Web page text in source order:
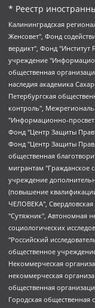
* Реестр
Калининградская региональная общественная организация "Экозащита!-Женсовет", Фонд содействия защите прав и свобод граждан "Общественный вердикт", Фонд "Институт Развития Свободы Информации", Частное учреждение "Информационное агентство МЕМО. РУ", Региональная общественная организация "Общественная комиссия по сохранению наследия академика Сахарова", Фонд поддержки свободы прессы, Санкт-Петербургская общественная правозащитная организация "Гражданский контроль", Межрегиональная общественная организация "Информационно-просветительский центр "Мемориал", Региональный Фонд "Центр Защиты Прав Средств Массовой Информации", с 05.12.2023 Фонд "Центр Защиты Прав Средств массовой информации", Региональная общественная благотворительная организация помощи беженцам и мигрантам "Гражданское содействие", Негосударственное образовательное учреждение дополнительного профессионального образования (повышение квалификации) специалистов "АКАДЕМИЯ ПО ПРАВАМ ЧЕЛОВЕКА", Свердловская региональная общественная организация "Сутяжник", Автономная некоммерческая организация "Центр независимых социологических исследований", Союз общественных объединений "Российский исследовательский центр по правам человека", Региональное общественное учреждение научно-информационный центр "МЕМОРИАЛ", Некоммерческая организация "Фонд защиты гласности", Автономная некоммерческая организация "Институт прав человека", Городская общественная организация "Екатеринбургское общество "МЕМОРИАЛ", Городская общественная организация "Рязанское историко-просветительское и правозащитное общество "Мемориал" (Рязанский Мемориал), Челябинский региональный орган общественной самодеятельности – женское общественное объединение "Женщины Евразии", Челябинский региональный орган общественной самодеятельности "Уральская правозащитная группа", Фонд содействия защите здоровья и социальной справедливости имени Андрея Рылькова, Автономная Некоммерческая Организация "Аналитический Центр Юрия Левады", Автономная некоммерческая организация социальной поддержки населения "Проект Апрель", Региональная общественная организация помощи женщинам и детям, находящимся в кризисной ситуации "Информационно-методический центр "Анна", Фонд содействия развитию массовых коммуникаций и правовому просвещению "Так-так-Так", Фонд содействия устойчивому развитию "Серебряная тайга", Свердловский региональный общественный фонд социальных проектов "Новое время", "Idel.Реалии", Кавказ.Реалии, Крым.Реалии, Телеканал Настоящее Время, Татаро-башкирская служба Радио Свобода (Azatliq Radiosi), Радио Свободная Европа/Радио Свобода (PCE/PC), "Сибирь.Реалии", "Фактограф", Благотворительный фонд помощи осужденным и их семьям, Автономная некоммерческая организация "Институт глобализации и социальных движений", Фонд "В защиту прав заключенных", Частное учреждение "Центр поддержки и содействия развитию средств массовой информации", Пензенский региональный общественный благотворительный фонд "Гражданский союз", "Север.Реалии", Некоммерческая организация Фонд "Правовая инициатива", Общество с ограниченной ответственностью "Радио Свободная Европа/Радио Свобода", Чешское информационное агентство "MEDIUM-ORIENT", Красноярская региональная общественная организация "Мы против СПИДа", Камалягин Денис Николаевич, Маркелов Сергей Евгеньевич, Пономарев Лев Александрович, Савицкая Людмила Алексеевна, Автономная некоммерческая организация "Центр по работе с проблемой насилия "НАСИЛИЮ.НЕТ", Межрегиональный